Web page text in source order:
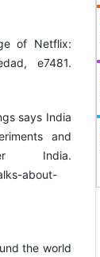
of Netflix:
e7481.
says India
and
India.
about-
the world